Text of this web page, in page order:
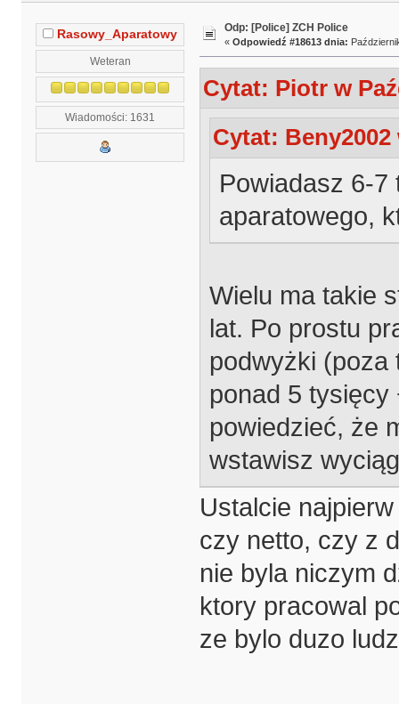
Rasowy_Aparatowy
Weteran
Wiadomości: 1631
Odp: [Police] ZCH Police
« Odpowiedź #18613 dnia:
Cytat: Piotr w
Cytat: Beny2002
Powiadasz 6-7
aparatowego,
Wielu ma takie
lat. Po prostu
podwyżki (poza
ponad 5 tysięcy
powiedzieć, że
wstawisz
Ustalcie
czy netto, czy z
nie byla niczym
ktory pracowal
ze bylo duzo